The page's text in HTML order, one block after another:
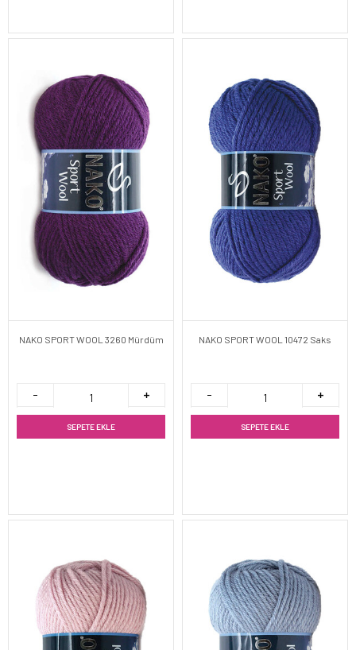
NAKO SPORT WOOL 3260 Mürdüm
SEPETE EKLE
NAKO SPORT WOOL 10472 Saks
SEPETE EKLE